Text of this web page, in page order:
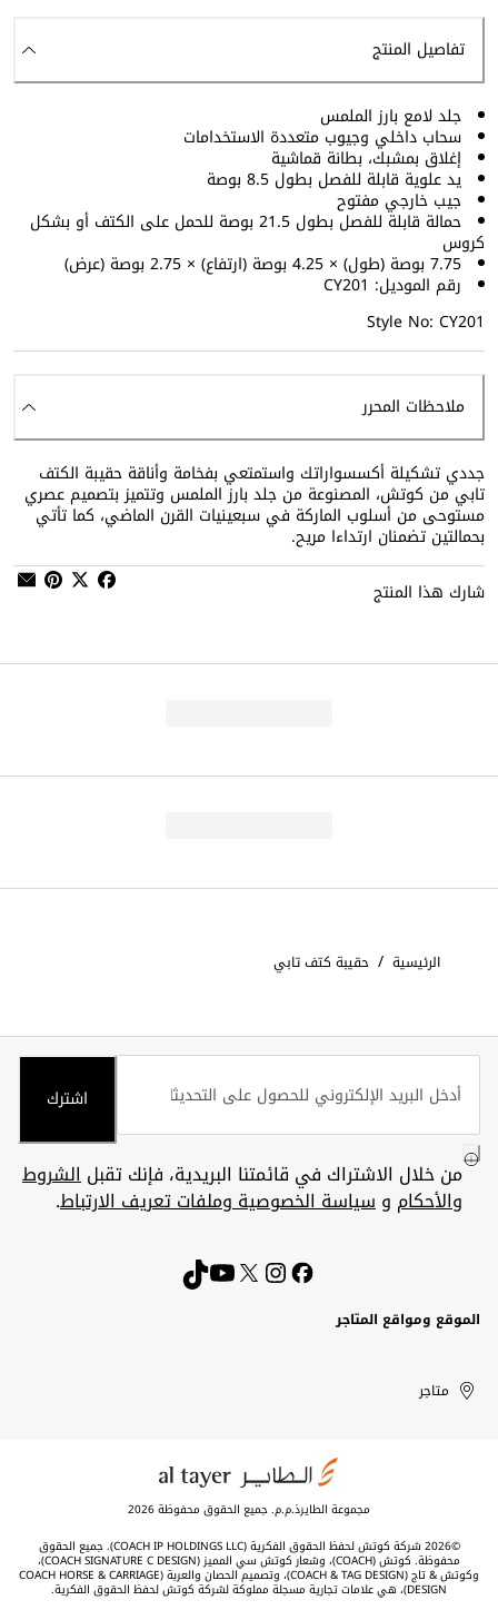
تفاصيل المنتج
جلد لامع بارز الملمس
سحاب داخلي وجيوب متعددة الاستخدامات
إغلاق بمشبك، بطانة قماشية
يد علوية قابلة للفصل بطول 8.5 بوصة
جيب خارجي مفتوح
حمالة قابلة للفصل بطول 21.5 بوصة للحمل على الكتف أو بشكل
كروس
7.75 بوصة (طول) × 4.25 بوصة (ارتفاع) × 2.75 بوصة (عرض)
رقم الموديل: CY201
Style No: CY201
ملاحظات المحرر
جددي تشكيلة أكسسواراتك واستمتعي بفخامة وأناقة حقيبة الكتف
تابي من كوتش، المصنوعة من جلد بارز الملمس وتتميز بتصميم عصري
مستوحى من أسلوب الماركة في سبعينيات القرن الماضي، كما تأتي
بحمالتين تضمنان ارتداءا مريح.
شارك هذا المنتج
الرئيسية / حقيبة كتف تابي
اشترك
من خلال الاشتراك في قائمتنا البريدية، فإنك تقبلالشروط
والأحكام وسياسة الخصوصية وملفات تعريف الارتباط.
الموقع ومواقع المتاجر
United
Arab
Kuwait
الإمارات
العربية
الكويت
متاجر
مجموعة الطايرذ.م.م. جميع الحقوق محفوظة 2026
©2026 شركة كوتش لحفظ الحقوق الفكرية (COACH IP HOLDINGS LLC). جميع الحقوق
محفوظة. كوتش (COACH)، وشعار كوتش سي المميز (COACH SIGNATURE C DESIGN)،
وكوتش & تاج (COACH & TAG DESIGN)، وتصميم الحصان والعربة (COACH HORSE & CARRIAGE
DESIGN)، هي علامات تجارية مسجلة مملوكة لشركة كوتش لحفظ الحقوق الفكرية.